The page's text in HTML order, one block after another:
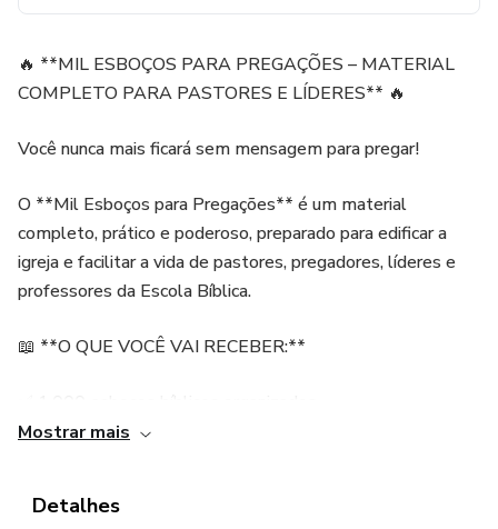
🔥 **MIL ESBOÇOS PARA PREGAÇÕES – MATERIAL
COMPLETO PARA PASTORES E LÍDERES** 🔥
Você nunca mais ficará sem mensagem para pregar!
O **Mil Esboços para Pregações** é um material
completo, prático e poderoso, preparado para edificar a
igreja e facilitar a vida de pastores, pregadores, líderes e
professores da Escola Bíblica.
📖 **O QUE VOCÊ VAI RECEBER:**
Mostrar mais
Detalhes